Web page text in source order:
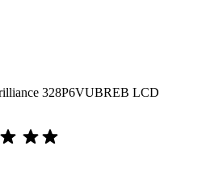
328P6VUBREB LCD